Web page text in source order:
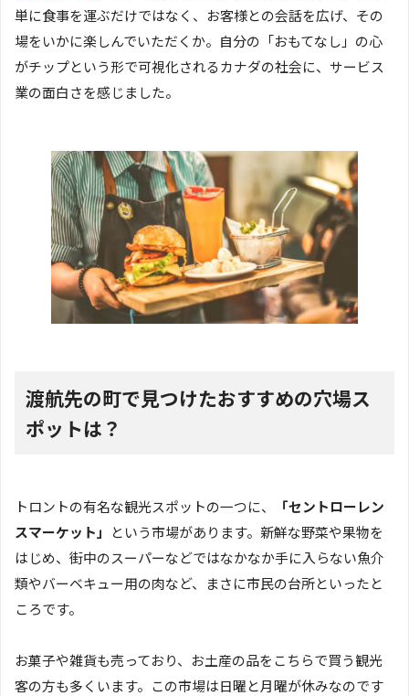
単に食事を運ぶだけではなく、お客様との会話を広げ、その
場をいかに楽しんでいただくか。自分の「おもてなし」の心
がチップという形で可視化されるカナダの社会に、サービス
業の面白さを感じました。
渡航先の町で見つけたおすすめの穴場ス
ポットは？
トロントの有名な観光スポットの一つに、
「セントローレン
スマーケット」
という市場があります。新鮮な野菜や果物を
はじめ、街中のスーパーなどではなかなか手に入らない魚介
類やバーベキュー用の肉など、まさに市民の台所といったと
ころです。
お菓子や雑貨も売っており、お土産の品をこちらで買う観光
客の方も多くいます。この市場は日曜と月曜が休みなのです